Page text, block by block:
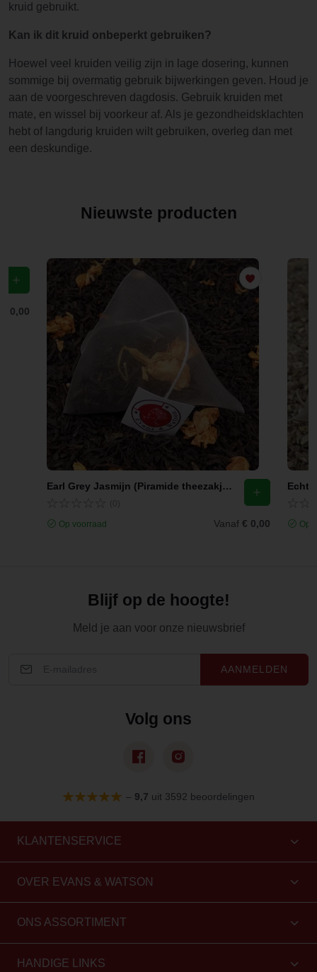
kruid gebruikt.
Kan ik dit kruid onbeperkt gebruiken?
Hoewel veel kruiden veilig zijn in lage dosering, kunnen
sommige bij overmatig gebruik bijwerkingen geven. Houd je
aan de voorgeschreven dagdosis. Gebruik kruiden met
mate, en wissel bij voorkeur af. Als je gezondheidsklachten
hebt of langdurig kruiden wilt gebruiken, overleg dan met
een deskundige.
Nieuwste producten
€ 0,00
Earl Grey Jasmijn (Piramide theezakjes)
Op voorraad Vanaf € 0,00 Op
Blijf op de hoogte!
Meld je aan voor onze nieuwsbrief
AANMELDEN
Volg ons
– 9,7 uit 3592 beoordelingen
KLANTENSERVICE
OVER EVANS & WATSON
ONS ASSORTIMENT
HANDIGE LINKS